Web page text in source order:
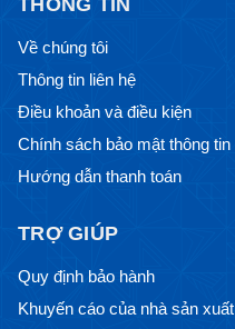
Về chúng tôi
Thông tin liên hệ
Điều khoản và điều kiện
Chính sách bảo mật thông tin
Hướng dẫn thanh toán
TRỢ GIÚP
Quy định bảo hành
Khuyến cáo của nhà sản xuất